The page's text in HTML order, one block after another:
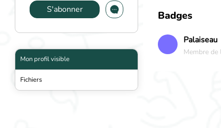
Badges
Palaiseau
Membre
S'abonner
Mon profil visible
Fichiers